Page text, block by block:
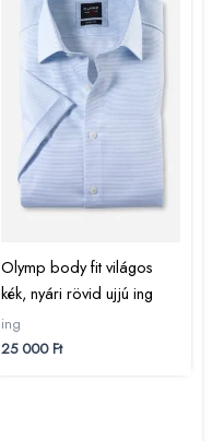
Olymp body fit világos
kék, nyári rövid ujjú ing
ing
25 000Ft